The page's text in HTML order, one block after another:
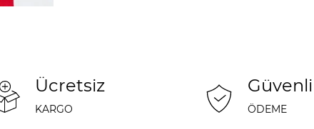
Ücretsiz
KARGO
Güvenli
ÖDEME